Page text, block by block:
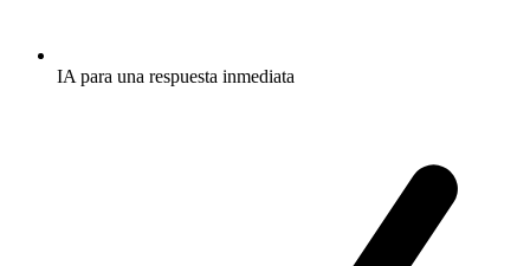
IA para una respuesta inmediata